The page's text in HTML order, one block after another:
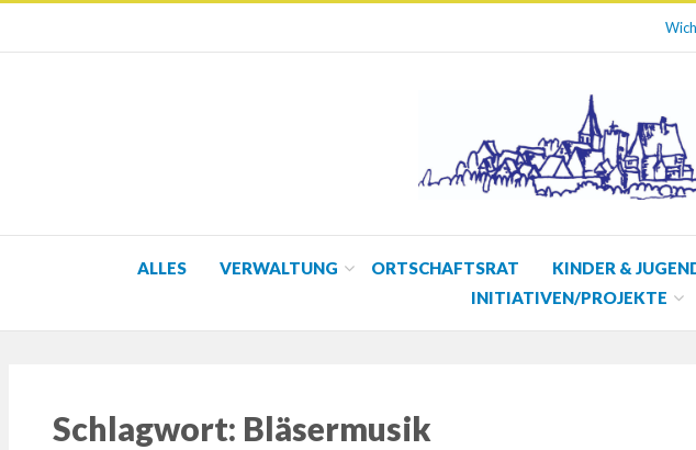
ALLES VERWALTUNG ORTSCHAFTSRAT KINDER &
INITIATIVEN/PROJEKTE
Schlagwort: Bläsermusik